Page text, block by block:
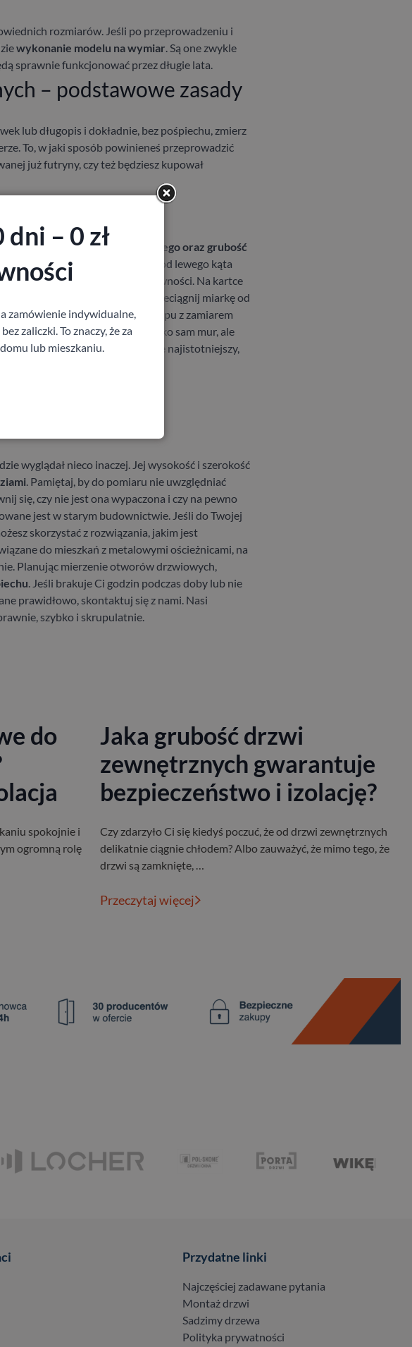
rozmiarów. Jeśli po przeprowadzeniu i
wykonanie modelu na wymiar. Są one zwykle
sprawnie funkcjonować przez długie lata.
– podstawowe zasady
lub długopis i dokładnie, bez pośpiechu, zmierz
To, w jaki sposób powinieneś przeprowadzić
już futryny, czy też będziesz kupował
i szerokość otworu drzwiowego oraz grubość
ją w dół. To samo zrób od lewego kąta
ze względu na możliwe nierówności. Na kartce
przeciągnij miarkę od
znać, zanim udasz się do sklepu z zamiarem
by wziąć pod uwagę nie tylko sam mur, ale
miejscach. To, który z nich będzie najistotniejszy,
wyglądał nieco inaczej. Jej wysokość i szerokość
. Pamiętaj, by do pomiaru nie uwzględniać
się, czy nie jest ona wypaczona i czy na pewno
jest w starym budownictwie. Jeśli do Twojej
skorzystać z rozwiązania, jakim jest
do mieszkań z metalowymi ościeżnicami, na
Planując mierzenie otworów drzwiowych,
. Jeśli brakuje Ci godzin podczas doby lub nie
prawidłowo, skontaktuj się z nami. Nasi
szybko i skrupulatnie.
do
spokojnie i
ogromną rolę
Jaka grubość drzwi
zewnętrznych gwarantuje
bezpieczeństwo i izolację?
Czy zdarzyło Ci się kiedyś poczuć, że od drzwi zewnętrznych
delikatnie ciągnie chłodem? Albo zauważyć, że mimo tego, że
drzwi są zamknięte, …
Przeczytaj więcej
Przydatne linki
Najczęściej zadawane pytania
Montaż drzwi
Sadzimy drzewa
Polityka prywatności
– 0 zł
zamówienie indywidualne,
zaliczki. To znaczy, że za
lub mieszkaniu.